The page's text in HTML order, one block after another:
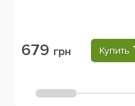
679 грн Купить